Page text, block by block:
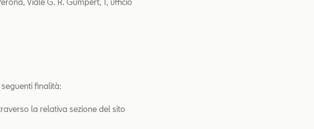
finalità:
la relativa sezione del sito